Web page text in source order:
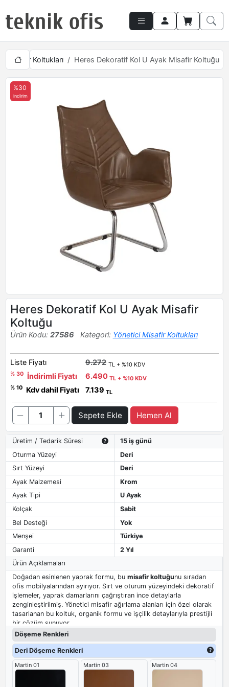
Misafir Koltukları Heres Dekoratif Kol U Ayak Misafir Koltuğu
%30
indirim
Heres Dekoratif Kol U Ayak Misafir
Koltuğu
Ürün Kodu: 27586 Kategori: Yönetici Misafir Koltukları
Liste Fiyatı 9.272 TL + %10 KDV
% 30
İndirimli Fiyatı 6.490 TL + %10 KDV
% 10
Kdv dahil Fiyatı 7.139 TL
Sepete Ekle Hemen Al
Üretim / Tedarik Süresi
15 iş günü
Oturma Yüzeyi
Deri
Sırt Yüzeyi
Deri
Ayak Malzemesi
Krom
Ayak Tipi
U Ayak
Kolçak
Sabit
Bel Desteği
Yok
Menşei
Türkiye
Garanti
2 Yıl
Ürün Açıklamaları
Doğadan esinlenen yaprak formu, bu misafir koltuğunu sıradan
ofis mobilyalarından ayırıyor. Sırt ve oturum yüzeyindeki dekoratif
işlemeler, yaprak damarlarını çağrıştıran ince detaylarla
zenginleştirilmiş. Yönetici misafir ağırlama alanları için özel olarak
tasarlanan bu koltuk, organik formu ve işçilik detaylarıyla prestijli
bir çözüm sunuyor.
Döşeme Renkleri
Deri Döşeme Renkleri
Martin 01 Martin 03 Martin 04